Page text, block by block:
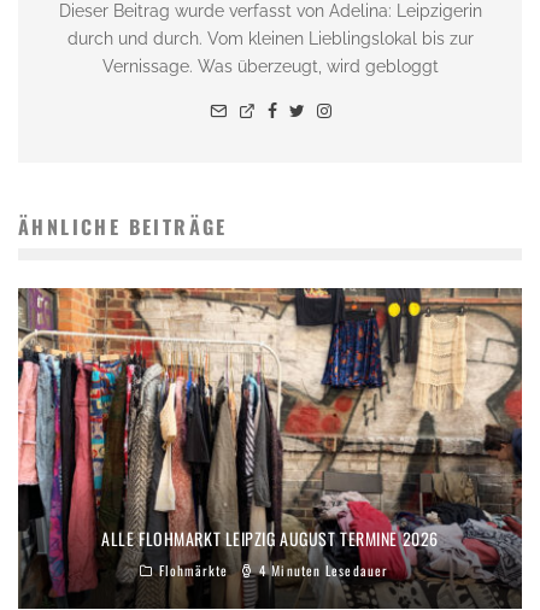
Dieser Beitrag wurde verfasst von Adelina: Leipzigerin
durch und durch. Vom kleinen Lieblingslokal bis zur
Vernissage. Was überzeugt, wird gebloggt
ÄHNLICHE BEITRÄGE
ALLE FLOHMARKT LEIPZIG AUGUST TERMINE 2026
Flohmärkte 4 Minuten Lesedauer